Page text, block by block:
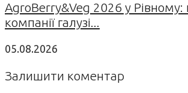
AgroBerry&Veg 2026 у Рівному:
компанії галузі...
05.08.2026
Залишити коментар